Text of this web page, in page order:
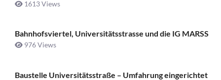
1613 Views
Bahnhofsviertel, Universitätsstrasse und die IG MARSS
976 Views
Baustelle Universitätsstraße ­– Umfahrung eingerichtet